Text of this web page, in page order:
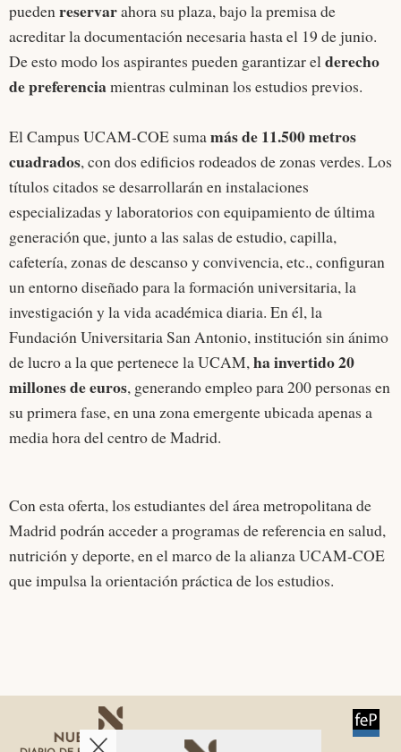
puedenreservarahora su plaza, bajo la premisa de
acreditar la documentación necesaria hasta el 19 de junio.
De esto modo los aspirantes pueden garantizar elderecho
de preferenciamientras culminan los estudios previos.
El Campus UCAM-COE sumamás de 11.500 metros
cuadrados, con dos edificios rodeados de zonas verdes. Los
títulos citados se desarrollarán en instalaciones
especializadas y laboratorios con equipamiento de última
generación que, junto a las salas de estudio, capilla,
cafetería, zonas de descanso y convivencia, etc., configuran
un entorno diseñado para la formación universitaria, la
investigación y la vida académica diaria.​ En él, la
Fundación Universitaria San Antonio, institución sin ánimo
de lucro a la que pertenece la UCAM,ha invertido 20
millones de euros, generando empleo para 200 personas en
su primera fase, en una zona emergente ubicada apenas a
media hora del centro de Madrid.
Con esta oferta, los estudiantes del área metropolitana de
Madrid podrán acceder a programas de referencia en salud,
nutrición y deporte, en el marco de la alianza UCAM-COE
que impulsa la orientación práctica de los estudios.